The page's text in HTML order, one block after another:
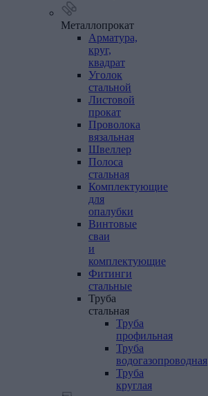
Металлопрокат
Арматура,
круг,
квадрат
Уголок
стальной
Листовой
прокат
Проволока
вязальная
Швеллер
Полоса
стальная
Комплектующие
для
опалубки
Винтовые
сваи
и
комплектующие
Фитинги
стальные
Труба
стальная
Труба
профильная
Труба
водогазопроводная
Труба
круглая